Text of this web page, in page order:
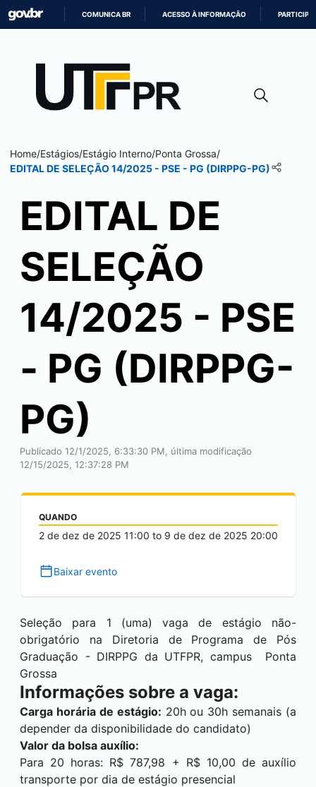
CONTEÚDO
COMUNICA BR ACESSO À INFORMAÇÃO PARTICIPE
Home/Estágios/Estágio Interno/Ponta Grossa/
EDITAL DE SELEÇÃO 14/2025 - PSE - PG (DIRPPG-PG)
EDITAL DE
SELEÇÃO
14/2025 - PSE
- PG (DIRPPG-
PG)
Publicado 12/1/2025, 6:33:30 PM, última modificação
12/15/2025, 12:37:28 PM
QUANDO
2 de dez de 2025 11:00 to 9 de dez de 2025 20:00
Baixar evento
Seleção para 1 (uma) vaga de estágio não-
obrigatório na Diretoria de Programa de Pós
Graduação - DIRPPG da UTFPR, campus
Ponta
Grossa
Informações sobre a vaga:
Carga horária de estágio: 20h ou 30h semanais (a
depender da disponibilidade do candidato)
Valor da bolsa auxílio:
Para 20 horas: R$ 787,98 + R$ 10,00 de auxílio
transporte por dia de estágio presencial